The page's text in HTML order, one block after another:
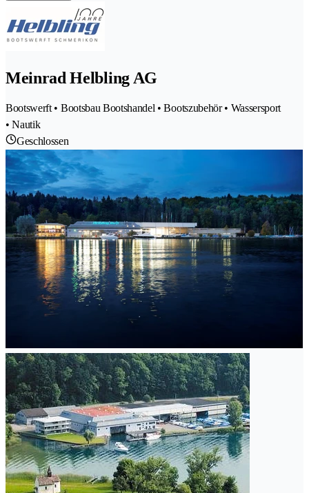
Meinrad Helbling AG
Bootswerft • Bootsbau Bootshandel • Bootszubehör • Wassersport
• Nautik
Geschlossen